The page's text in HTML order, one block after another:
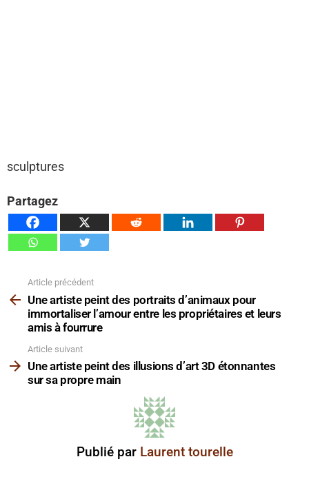
sculptures
Partagez
plus
Article précédent
Une artiste peint des portraits d’animaux pour
immortaliser l’amour entre les propriétaires et leurs
amis à fourrure
Article suivant
Une artiste peint des illusions d’art 3D étonnantes
sur sa propre main
Publié par Laurent tourelle